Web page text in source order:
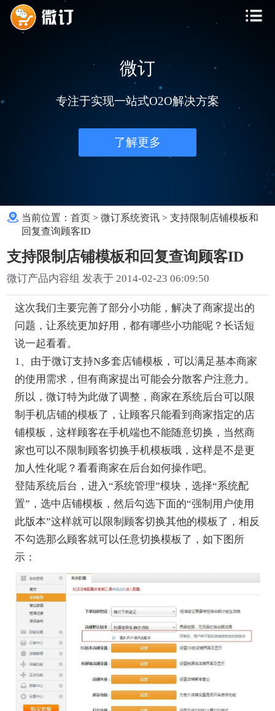
微订
专注于实现一站式O2O解决方案
了解更多
当前位置：首页 >微订系统资讯 >支持限制店铺模板和
回复查询顾客ID
支持限制店铺模板和回复查询顾客ID
微订产品内容组 发表于 2014-02-23 06:09:50
这次我们主要完善了部分小功能，解决了商家提出的
问题，让系统更加好用，都有哪些小功能呢？长话短
说一起看看。
1、由于微订支持N多套店铺模板，可以满足基本商家
的使用需求，但有商家提出可能会分散客户注意力。
所以，微订特为此做了调整，商家在系统后台可以限
制手机店铺的模板了，让顾客只能看到商家指定的店
铺模板，这样顾客在手机端也不能随意切换，当然商
家也可以不限制顾客切换手机模板哦，这样是不是更
加人性化呢？看看商家在后台如何操作吧。
登陆系统后台，进入“系统管理”模块，选择“系统配
置”，选中店铺模板，然后勾选下面的“强制用户使用
此版本”这样就可以限制顾客切换其他的模板了，相反
不勾选那么顾客就可以任意切换模板了，如下图所
示：